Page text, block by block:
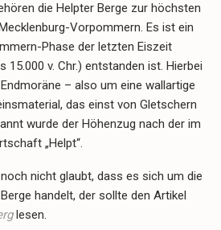
die Helpter Berge zur höchsten
Vorpommern. Es ist ein
Phase der letzten Eiszeit
15.000 v. Chr.) entstanden ist. Hierbei
– also um eine wallartige
das einst von Gletschern
wurde der Höhenzug nach der im
„Helpt“.
nicht glaubt, dass es sich um die
handelt, der sollte den Artikel
lesen.